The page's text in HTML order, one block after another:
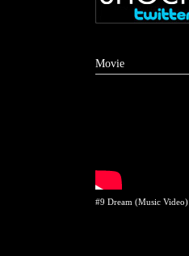
Movie
#9 Dream (Music Video)